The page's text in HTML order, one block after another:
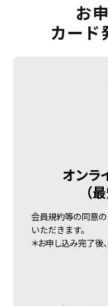
お
カード
オンラ
（
会員規約等の同意
いただきます。
＊お申し込み完了後、